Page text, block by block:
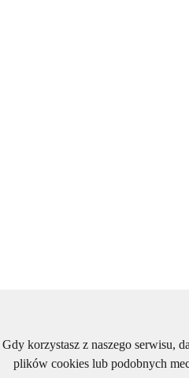
Gdy korzystasz z naszego serwisu,
plików cookies lub podobnych